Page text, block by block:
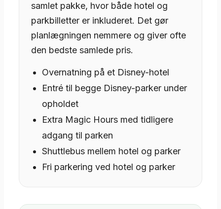
samlet pakke, hvor både hotel og
parkbilletter er inkluderet. Det gør
planlægningen nemmere og giver ofte
den bedste samlede pris.
Overnatning på et Disney-hotel
Entré til begge Disney-parker under
opholdet
Extra Magic Hours med tidligere
adgang til parken
Shuttlebus mellem hotel og parker
Fri parkering ved hotel og parker